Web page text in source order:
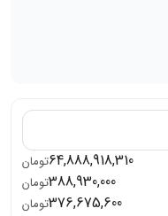
64,888,918,310تومان
388,930,000تومان
376,675,600تومان